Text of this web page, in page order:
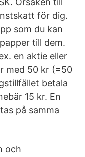
för dig.
som du kan
till dem.
en aktie eller
med 50 kr (=50
betala
15 kr. En
på samma
och